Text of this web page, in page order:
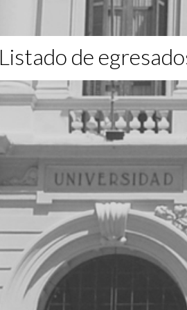
Listado de